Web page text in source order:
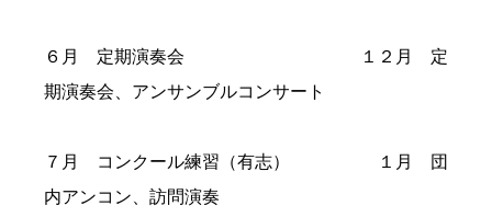
６月 定期演奏会 １２月 定
期演奏会、アンサンブルコンサート
７月 コンクール練習（有志） １月 団
内アンコン、訪問演奏